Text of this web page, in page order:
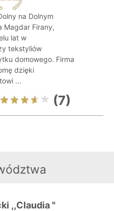
na Dolnym
Magdar Firany,
lat w
tekstyliów
domowego. Firma
dzięki
...
(7)
,,Claudia "